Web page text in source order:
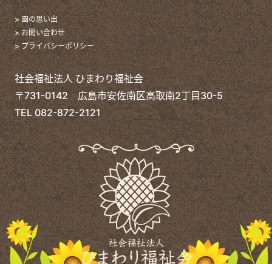
> 園の思い出
> お問い合わせ
> プライバシーポリシー
社会福祉法人 ひまわり福祉会
〒731-0142 広島市安佐南区高取南2丁目30-5
TEL 082-872-2121